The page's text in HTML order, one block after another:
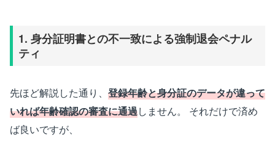
1. 身分証明書との不一致による強制退会ペナル
ティ
先ほど解説した通り、 登録年齢と身分証のデータが違って
いれば年齢確認の審査に通過しません。 それだけで済め
ば良いですが、